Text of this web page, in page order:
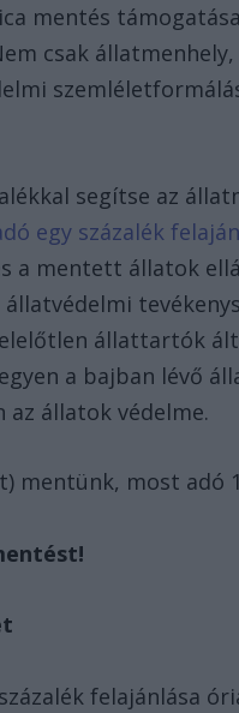
mentés
csak
segítse az
egy százalék
a mentett állatok
állatvédelmi
állattartók
a bajban lévő
az állatok védelme.
mentünk, most adó
felajánlása